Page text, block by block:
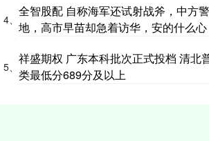
4、
全智股配 自称海军还试射战斧，中方
地，高市早苗却急着访华，安的什么心
5、
祥盛期权 广东本科批次正式投档 清北
类最低分689分及以上